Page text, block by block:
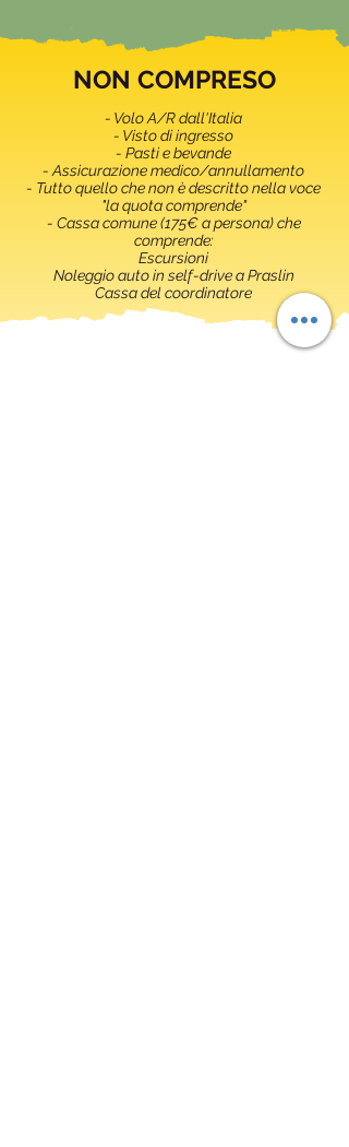
NON COMPRESO
- Volo A/R dall'Italia
- Visto di ingresso
- Pasti e bevande
- Assicurazione medico/annullamento
- Tutto quello che non è descritto nella voce
"la quota comprende"
- Cassa comune (175€ a persona) che
comprende:
Escursioni
Noleggio auto in self-drive a Praslin
Cassa del coordinatore